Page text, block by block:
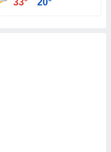
33° 20°